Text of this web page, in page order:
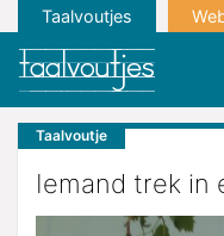
Taalvoutjes
Taalvoutje
Iemand trek in